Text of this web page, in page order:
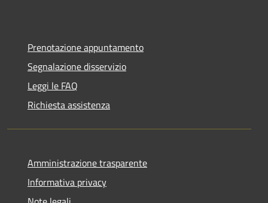
Prenotazione appuntamento
Segnalazione disservizio
Leggi le FAQ
Richiesta assistenza
Amministrazione trasparente
Informativa privacy